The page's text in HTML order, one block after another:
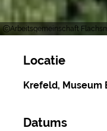
Arbeitsgemeinschaft
Locatie
Krefeld, Museum
Datums